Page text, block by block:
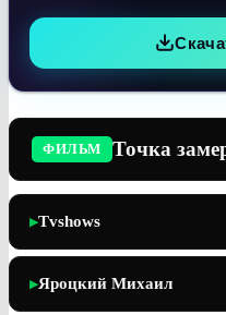
ФИЛЬМ Точка
▶Tvshows
▶Яроцкий Михаил